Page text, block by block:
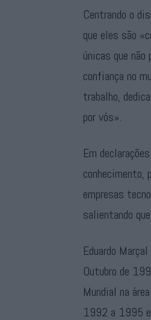
Centrando o
que eles são
únicas que
confiança no
trabalho,
por vós».
Em
conhecimento,
empresas
salientando
Eduardo
Outubro de
Mundial na
1992 a 1995 e